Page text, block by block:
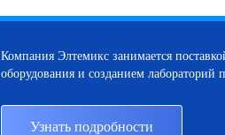
Компания Элтемикс занимается
оборудования и созданием лабораторий
Узнать подробности